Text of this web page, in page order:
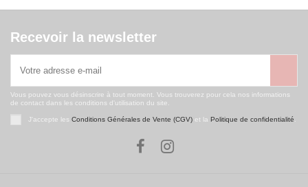
Recevoir la newsletter
Vous pouvez vous désinscrire à tout moment. Vous trouverez pour cela nos informations
de contact dans les conditions d'utilisation du site.
J'accepte les Conditions Générales de Vente (CGV)et la Politique de confidentialité